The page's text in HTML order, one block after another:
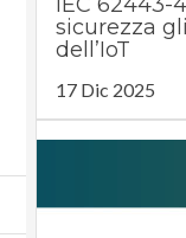
sicurezza
dell’IoT
17 Dic 2025